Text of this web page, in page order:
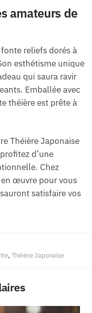
amateurs de
reliefs dorés à
esthétisme unique
qui saura ravir
Emballée avec
théière est prête à
Théière Japonaise
d’une
Chez
œuvre pour vous
satisfaire vos
, Théière Japonaise